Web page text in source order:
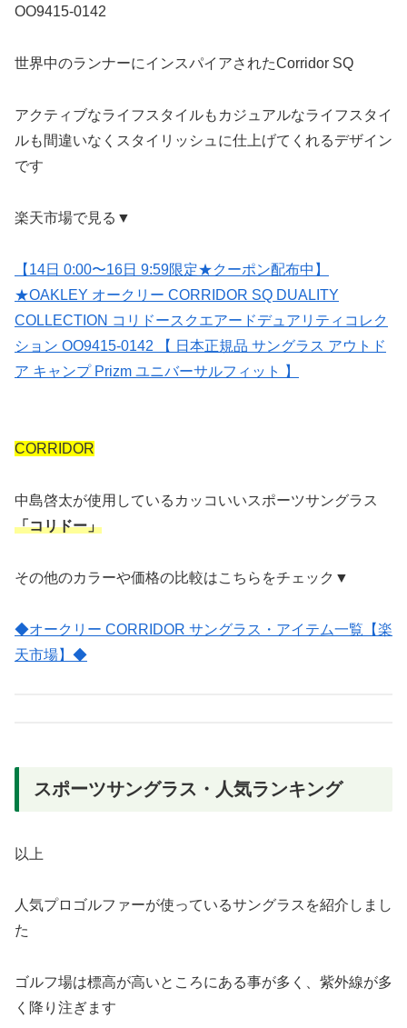
OO9415-0142
世界中のランナーにインスパイアされたCorridor SQ
アクティブなライフスタイルもカジュアルなライフスタイ
ルも間違いなくスタイリッシュに仕上げてくれるデザイン
です
楽天市場で見る▼
【14日 0:00〜16日 9:59限定★クーポン配布中】
★OAKLEY オークリー CORRIDOR SQ DUALITY
COLLECTION コリドースクエアードデュアリティコレク
ション OO9415-0142 【 日本正規品 サングラス アウトド
ア キャンプ Prizm ユニバーサルフィット 】
CORRIDOR
中島啓太が使用しているカッコいいスポーツサングラス
「コリドー」
その他のカラーや価格の比較はこちらをチェック▼
◆オークリー CORRIDOR サングラス・アイテム一覧【楽
天市場】◆
スポーツサングラス・人気ランキング
以上
人気プロゴルファーが使っているサングラスを紹介しまし
た
ゴルフ場は標高が高いところにある事が多く、紫外線が多
く降り注ぎます